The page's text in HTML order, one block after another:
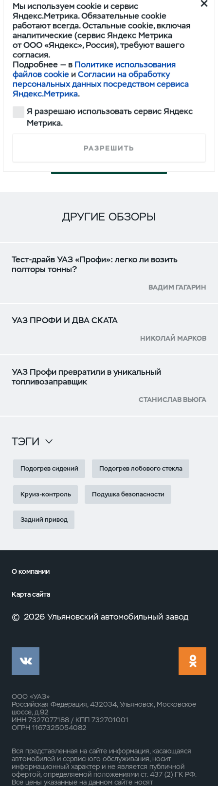
ПРОФИ
ОДНОРЯДНАЯ КАБИНА 4Х2 BASE ИКАР
1,745,000
ДРУГИЕ ОБЗОРЫ
Тест-драйв УАЗ «Профи»: легко ли возить
полторы тонны?
ВАДИМ ГАГАРИН
УАЗ ПРОФИ И ДВА СКАТА
НИКОЛАЙ МАРКОВ
УАЗ Профи превратили в уникальный
топливозаправщик
СТАНИСЛАВ ВЬЮГА
ТЭГИ
Подогрев сидений Подогрев лобового стекла
Круиз-контроль Подушка безопасности
Задний привод
О компании
Карта сайта
© 2026 Ульяновский автомобильный завод
ООО «УАЗ»
Российская Федерация, 432034, Ульяновск, Московское
шоссе, д.92
ИНН 7327077188 / КПП 732701001
ОГРН 1167325054082
Вся представленная на сайте информация, касающаяся
автомобилей и сервисного обслуживания, носит
информационный характер и не является публичной
офертой, определяемой положениями ст. 437 (2) ГК РФ.
Все цены указанные на данном сайте носят
Мы используем cookie и сервис
Яндекс.Метрика. Обязательные cookie
работают всегда. Остальные cookie, включая
аналитические (сервис Яндекс Метрика
от ООО «Яндекс», Россия), требуют вашего
согласия.
Подробнее — в Политике использования
файлов cookie иСогласии на обработку
персональных данных посредством сервиса
Яндекс.Метрика.
Я разрешаю использовать сервис Яндекс
Метрика.
РАЗРЕШИТЬ